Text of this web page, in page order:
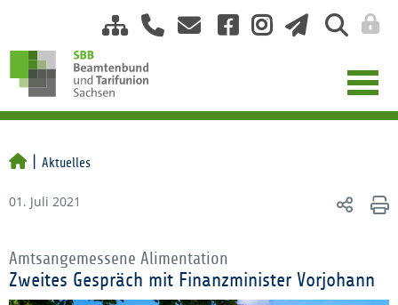
Aktuelles
01. Juli 2021
Amtsangemessene Alimentation
Zweites Gespräch mit Finanzminister Vorjohann